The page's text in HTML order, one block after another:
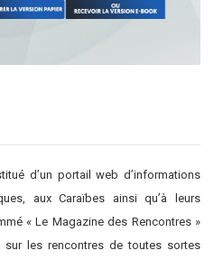
d’un portail web d’informations
aux Caraïbes ainsi qu’à leurs
« Le Magazine des Rencontres »
les rencontres de toutes sortes